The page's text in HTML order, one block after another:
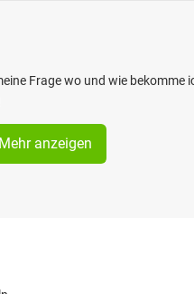
Frage wo und wie
Mehr anzeigen